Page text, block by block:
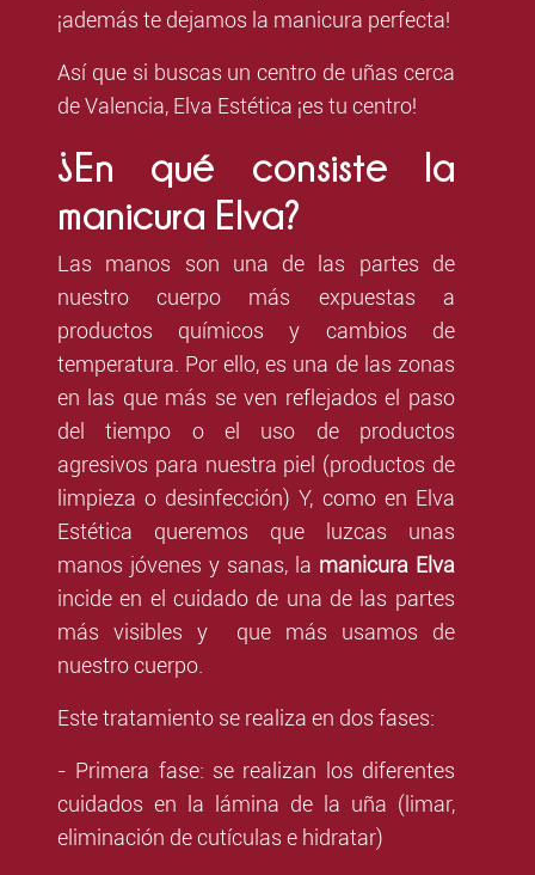
¡además te dejamos la manicura perfecta!
Así que si buscas un centro de uñas cerca
de Valencia, Elva Estética ¡es tu centro!
¿En qué consiste la
manicura Elva?
Las manos son una de las partes de
nuestro cuerpo más expuestas a
productos químicos y cambios de
temperatura. Por ello, es una de las zonas
en las que más se ven reflejados el paso
del tiempo o el uso de productos
agresivos para nuestra piel (productos de
limpieza o desinfección) Y, como en Elva
Estética queremos que luzcas unas
manos jóvenes y sanas, la manicura Elva
incide en el cuidado de una de las partes
más visibles y que más usamos de
nuestro cuerpo.
Este tratamiento se realiza en dos fases:
- Primera fase: se realizan los diferentes
cuidados en la lámina de la uña (limar,
eliminación de cutículas e hidratar)